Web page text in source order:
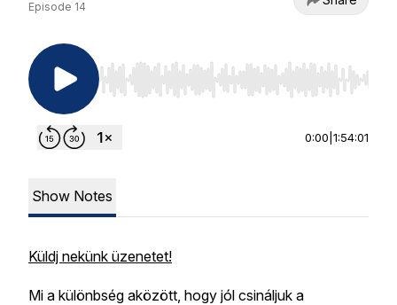
Episode 14
Use Left/Right to seek, Home/End to jump to
0:00 1:54:01
Show Notes
Küldj nekünk üzenetet!
Mi a különbség aközött, hogy jól csináljuk a